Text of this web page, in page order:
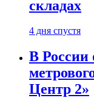
складах
4 дня спустя
В России
Центр 2»